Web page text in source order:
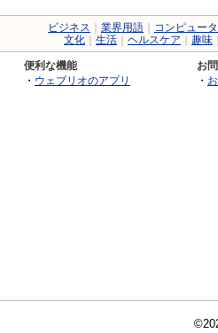
ビジネス 業界用語 コンピュータ
文化
生活 ヘルスケア 趣味
便利な機能
・ ウェブリオのアプリ
お
・